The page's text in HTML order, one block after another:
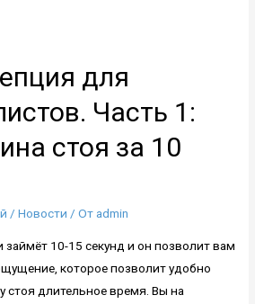
для
Часть 1:
стоя за 10
/Новости / От admin
займёт 10-15 секунд и он позволит вам
которое позволит удобно
стоя длительное время. Вы на